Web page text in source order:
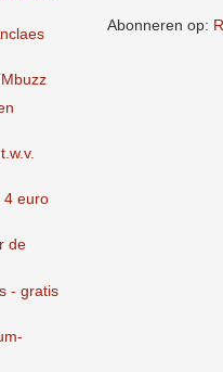
Abonneren op:
4 euro
de
- gratis